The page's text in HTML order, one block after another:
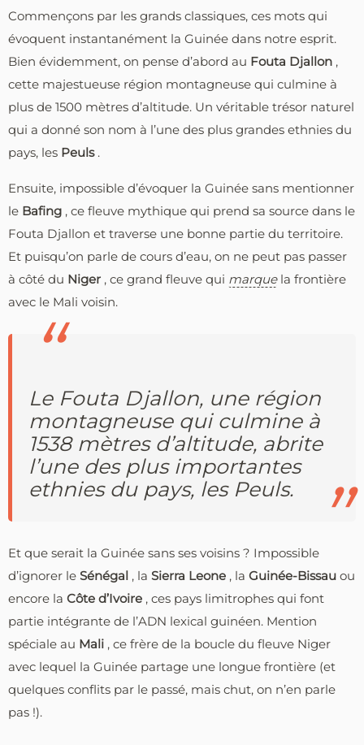
Commençons par les grands classiques, ces mots qui
évoquent instantanément la Guinée dans notre esprit.
Bien évidemment, on pense d’abord au Fouta Djallon ,
cette majestueuse région montagneuse qui culmine à
plus de 1500 mètres d’altitude. Un véritable trésor naturel
qui a donné son nom à l’une des plus grandes ethnies du
pays, les Peuls .
Ensuite, impossible d’évoquer la Guinée sans mentionner
le Bafing , ce fleuve mythique qui prend sa source dans le
Fouta Djallon et traverse une bonne partie du territoire.
Et puisqu’on parle de cours d’eau, on ne peut pas passer
à côté du Niger , ce grand fleuve qui marquela frontière
avec le Mali voisin.
Le Fouta Djallon, une région
montagneuse qui culmine à
1538 mètres d’altitude, abrite
l’une des plus importantes
ethnies du pays, les Peuls.
Et que serait la Guinée sans ses voisins ? Impossible
d’ignorer le Sénégal , la Sierra Leone , la Guinée-Bissau ou
encore la Côte d’Ivoire , ces pays limitrophes qui font
partie intégrante de l’ADN lexical guinéen. Mention
spéciale au Mali , ce frère de la boucle du fleuve Niger
avec lequel la Guinée partage une longue frontière (et
quelques conflits par le passé, mais chut, on n’en parle
pas !).